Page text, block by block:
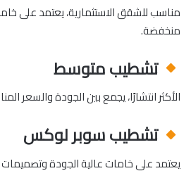
مناسب للشقق الاستثمارية، يعتمد على
منخفضة.
تشطيب متوسط
الأكثر انتشارًا، يجمع بين الجودة والسعر
تشطيب سوبر لوكس
يعتمد على خامات عالية الجودة